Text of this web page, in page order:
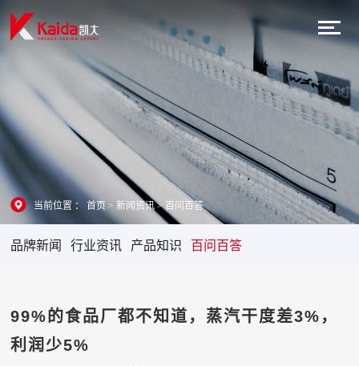
当前位置 ：首页>新闻资讯>百问百答
品牌新闻 行业资讯 产品知识 百问百答
99%的食品厂都不知道，蒸汽干度差3%，
利润少5%